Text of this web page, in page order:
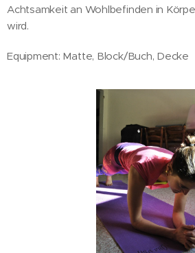
Achtsamkeit an Wohlbefinden in
wird.
Equipment: Matte, Block/Buch, Decke